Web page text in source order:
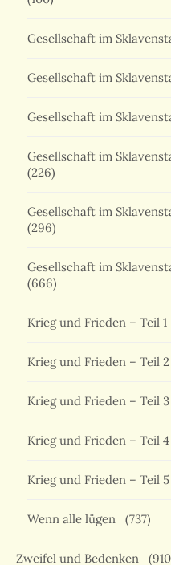
Gesellschaft im
Gesellschaft im
Gesellschaft im
Gesellschaft im
(226)
Gesellschaft im
(296)
Gesellschaft im
(666)
Krieg und Frieden – Teil 1
Krieg und Frieden – Teil 2
Krieg und Frieden – Teil 3
Krieg und Frieden – Teil
Krieg und Frieden – Teil
Wenn alle lügen (737)
Zweifel und Bedenken